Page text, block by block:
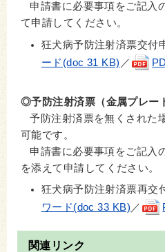
申請書に必要事項をご記入
て申請してください。
狂犬病予防注射済票交付
ード(doc 31 KB) ／
◎予防注射済票（金属プレー
予防注射済票を無くされた
可能です。
申請書に必要事項をご記入
を添えて申請してください。
狂犬病予防注射済票再交
ワード(doc 33 KB)／
関連リンク